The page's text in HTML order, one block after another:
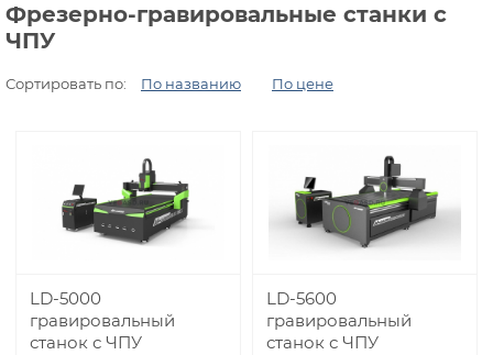
Фрезерно-гравировальные станки с
ЧПУ
Сортировать по: По названию По цене
LD-5000
гравировальный
станок с ЧПУ
LD-5600
гравировальный
станок с ЧПУ